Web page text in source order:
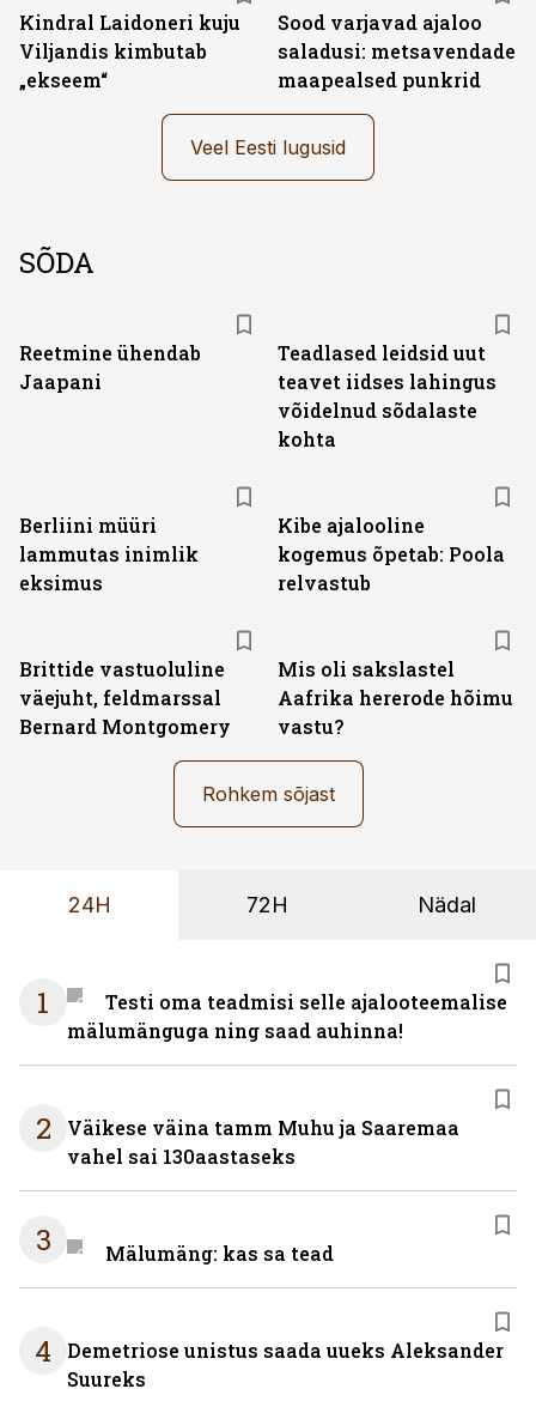
Kindral Laidoneri kuju
Viljandis kimbutab
„ekseem“
Sood varjavad ajaloo
saladusi: metsavendade
maapealsed punkrid
Veel Eesti lugusid
SÕDA
Reetmine ühendab
Jaapani
Teadlased leidsid uut
teavet iidses lahingus
võidelnud sõdalaste
kohta
Berliini müüri
lammutas inimlik
eksimus
Kibe ajalooline
kogemus õpetab: Poola
relvastub
Brittide vastuoluline
väejuht, feldmarssal
Bernard Montgomery
Mis oli sakslastel
Aafrika hererode hõimu
vastu?
Rohkem sõjast
24H 72H Nädal
1
Testi oma teadmisi selle ajalooteemalise
mälumänguga ning saad auhinna!
2
Väikese väina tamm Muhu ja Saaremaa
vahel sai 130aastaseks
3 Mälumäng: kas sa tead
4
Demetriose unistus saada uueks Aleksander
Suureks